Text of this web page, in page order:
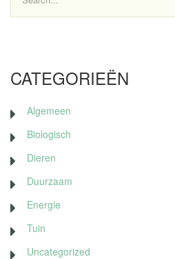
CATEGORIEËN
Algemeen
Biologisch
Dieren
Duurzaam
Energie
Tuin
Uncategorized